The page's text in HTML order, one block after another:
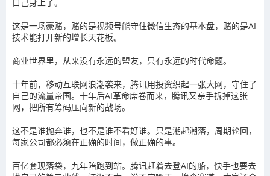
这是一场豪赌，赌的是视频号能守住微信生态的基本盘，赌的是AI
技术能打开新的增长天花板。
商业世界里，从来没有永远的盟友，只有永远的时代命题。
十年前，移动互联网浪潮袭来，腾讯用投资织起一张大网，守住了
自己的流量帝国。十年后AI革命席卷而来，腾讯又亲手拆掉这张
网，把所有筹码压向新的战场。
这不是谁抛弃谁，也不是谁不看好谁。只是潮起潮落，周期轮回，
每家公司都必须在正确的时间，做正确的事。
百亿套现落袋，九年陪跑到站。腾讯赶着去登AI的船，快手也要去